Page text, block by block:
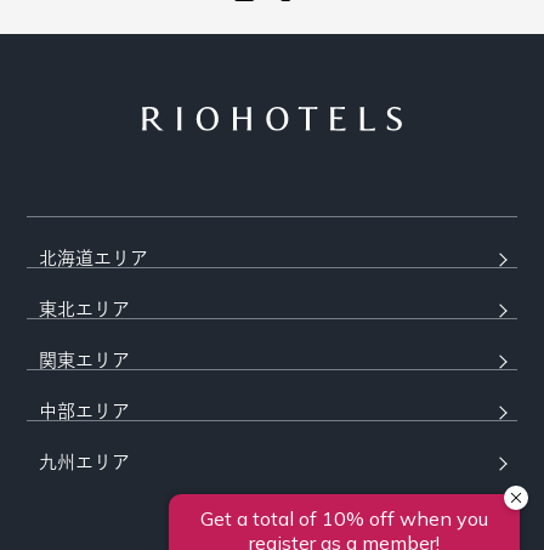
北海道エリア
東北エリア
関東エリア
中部エリア
九州エリア